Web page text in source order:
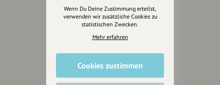
Marketing
Design & Branding
Anakin Design
Unterstütze
unsere Plattform
Wenn Du Deine Zustimmung erteilst,
verwenden wir zusätzliche Cookies zu
statistischen Zwecken.
Mehr erfahren
Cookies zustimmen